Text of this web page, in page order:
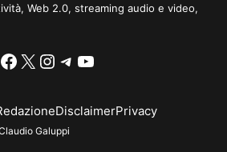
Web 2.0, streaming audio e video,
Facebook
X Instagram
Telegram
YouTube
DisclaimerPrivacy
Galuppi